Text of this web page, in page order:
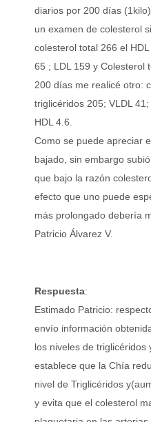
diarios por 200 días
un examen de colesterol
colesterol total 266 el
65 ; LDL 159 y Colesterol
200 días me realicé otro:
triglicéridos 205; VLDL
HDL 4.6.
Como se puede apreciar
bajado, sin embargo
que bajo la razón
efecto que uno puede
más prolongado debería
Patricio Álvarez V.
Respuesta:
Estimado Patricio:
envío información
los niveles de triglicéridos
establece que la Chía
nivel de Triglicéridos
y evita que el colesterol